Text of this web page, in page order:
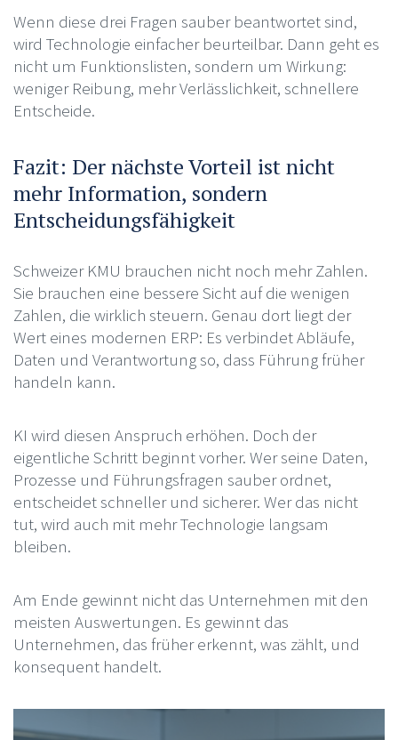
Wenn diese drei Fragen sauber beantwortet sind,
wird Technologie einfacher beurteilbar. Dann geht es
nicht um Funktionslisten, sondern um Wirkung:
weniger Reibung, mehr Verlässlichkeit, schnellere
Entscheide.
Fazit: Der nächste Vorteil ist nicht
mehr Information, sondern
Entscheidungsfähigkeit
Schweizer KMU brauchen nicht noch mehr Zahlen.
Sie brauchen eine bessere Sicht auf die wenigen
Zahlen, die wirklich steuern. Genau dort liegt der
Wert eines modernen ERP: Es verbindet Abläufe,
Daten und Verantwortung so, dass Führung früher
handeln kann.
KI wird diesen Anspruch erhöhen. Doch der
eigentliche Schritt beginnt vorher. Wer seine Daten,
Prozesse und Führungsfragen sauber ordnet,
entscheidet schneller und sicherer. Wer das nicht
tut, wird auch mit mehr Technologie langsam
bleiben.
Am Ende gewinnt nicht das Unternehmen mit den
meisten Auswertungen. Es gewinnt das
Unternehmen, das früher erkennt, was zählt, und
konsequent handelt.